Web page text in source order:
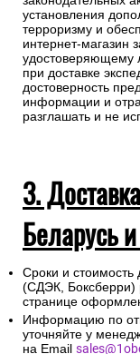
установления
терроризму и
интернет-магазин
удостоверяющему
при доставке
достоверность
информации и
разглашать и не
3.
Беларусь
Сроки и стоимость
(СДЭК, Боксберри)
странице
Информацию по
уточняйте у
на Email